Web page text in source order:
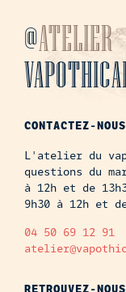
@ATELIER
CONTACTEZ-NOUS
L'atelier du
questions du
à 12h et de
9h30 à 12h et
04 50 69 12 91